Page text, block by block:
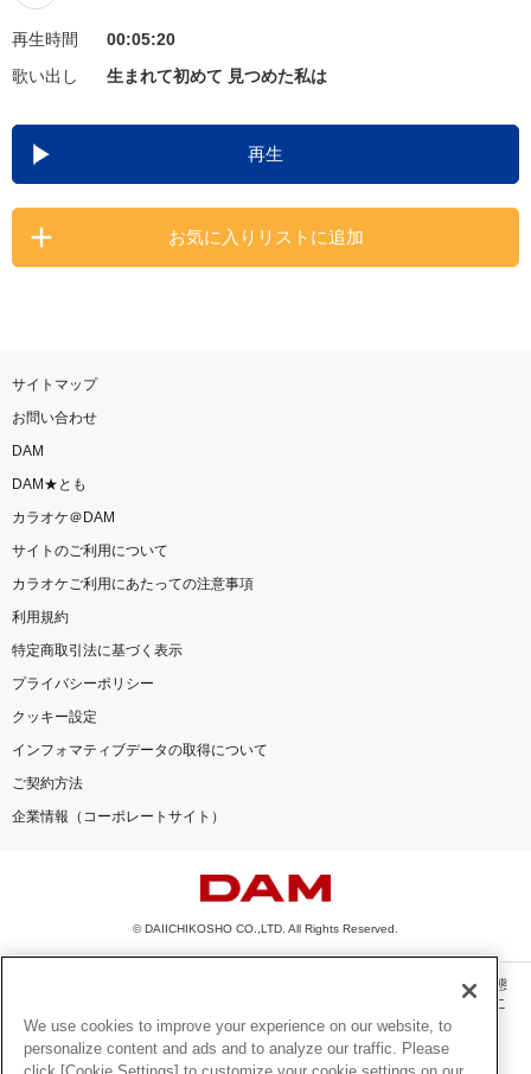
お知らせ よくあるご質問
DAMの新曲・ランキングなど
カラオケ最新情報をチェック！
再生時間
00:05:20
歌い出し
生まれて初めて 見つめた私は
再生
お気に入りリストに追加
サイトマップ
お問い合わせ
DAM
DAM★とも
カラオケ＠DAM
サイトのご利用について
カラオケご利用にあたっての注意事項
利用規約
特定商取引法に基づく表示
プライバシーポリシー
クッキー設定
インフォマティブデータの取得について
ご契約方法
企業情報（コーポレートサイト）
© DAIICHIKOSHO CO.,LTD. All Rights Reserved.
このサイトに掲載されている一切の文章・画像・写真・動画・音声等を、手段や形態
を問わず、著作権法の定める範囲を超えて無断で複製、転載、ファイル化などするこ
とを禁じます。
楽曲及びコンテンツは、機種によりご利用いただけない場合があります。
We use cookies to improve your experience on our website, to
personalize content and ads and to analyze our traffic. Please